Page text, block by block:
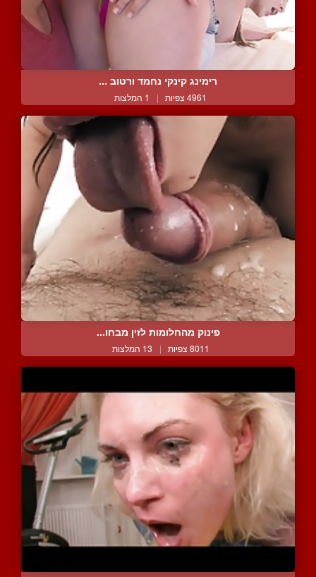
רימינג קינקי נחמד ורטוב ...
4961 צפיות | 1 המלצות
פינוק מהחלומות לזין מבחו...
8011 צפיות | 13 המלצות